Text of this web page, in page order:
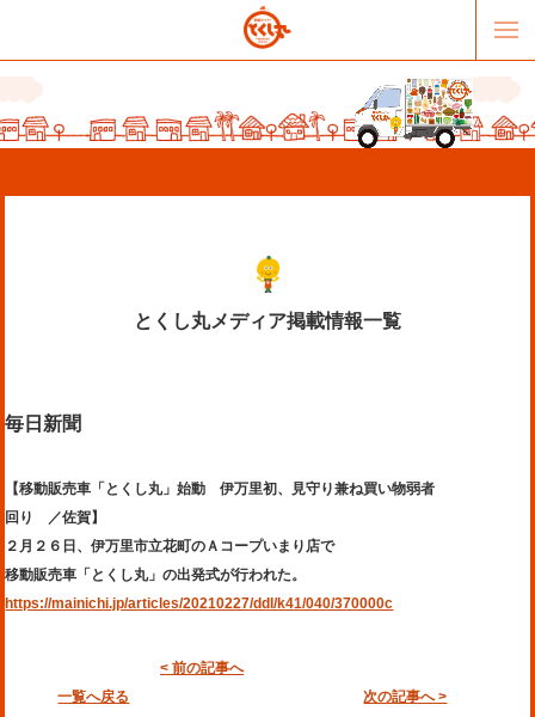
お問合せ 会社概要
とくし丸メディア掲載情報一覧
毎日新聞
【移動販売車「とくし丸」始動 伊万里初、見守り兼ね買い物弱者
回り ／佐賀】
２月２６日、伊万里市立花町のＡコープいまり店で
移動販売車「とくし丸」の出発式が行われた。
https://mainichi.jp/articles/20210227/ddl/k41/040/370000c
< 前の記事へ
一覧へ戻る
次の記事へ >